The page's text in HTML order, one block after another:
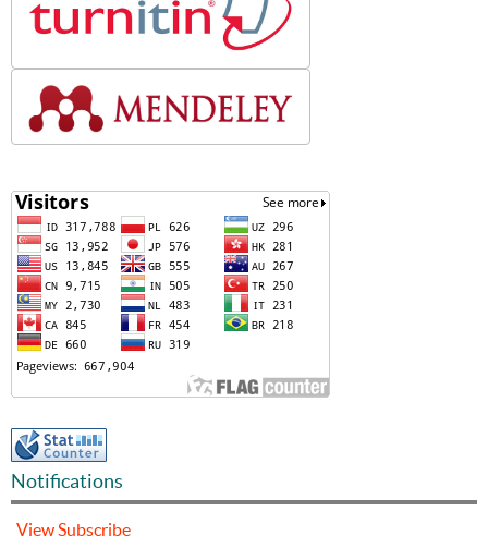
Notifications
ViewSubscribe